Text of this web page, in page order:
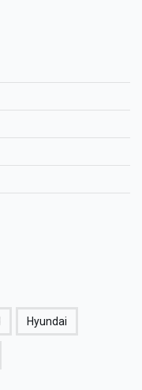
Hyundai